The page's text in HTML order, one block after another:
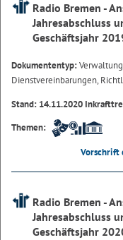
Radio Bremen -
Jahresabschluss
Geschäftsjahr
Dokumententyp:
Dienstvereinbarungen,
Stand: 14.11.2020
Themen:
Vorschrift
Radio Bremen -
Jahresabschluss
Geschäftsjahr